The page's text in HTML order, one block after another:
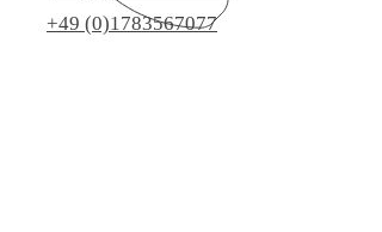
+49 (0)1783567077